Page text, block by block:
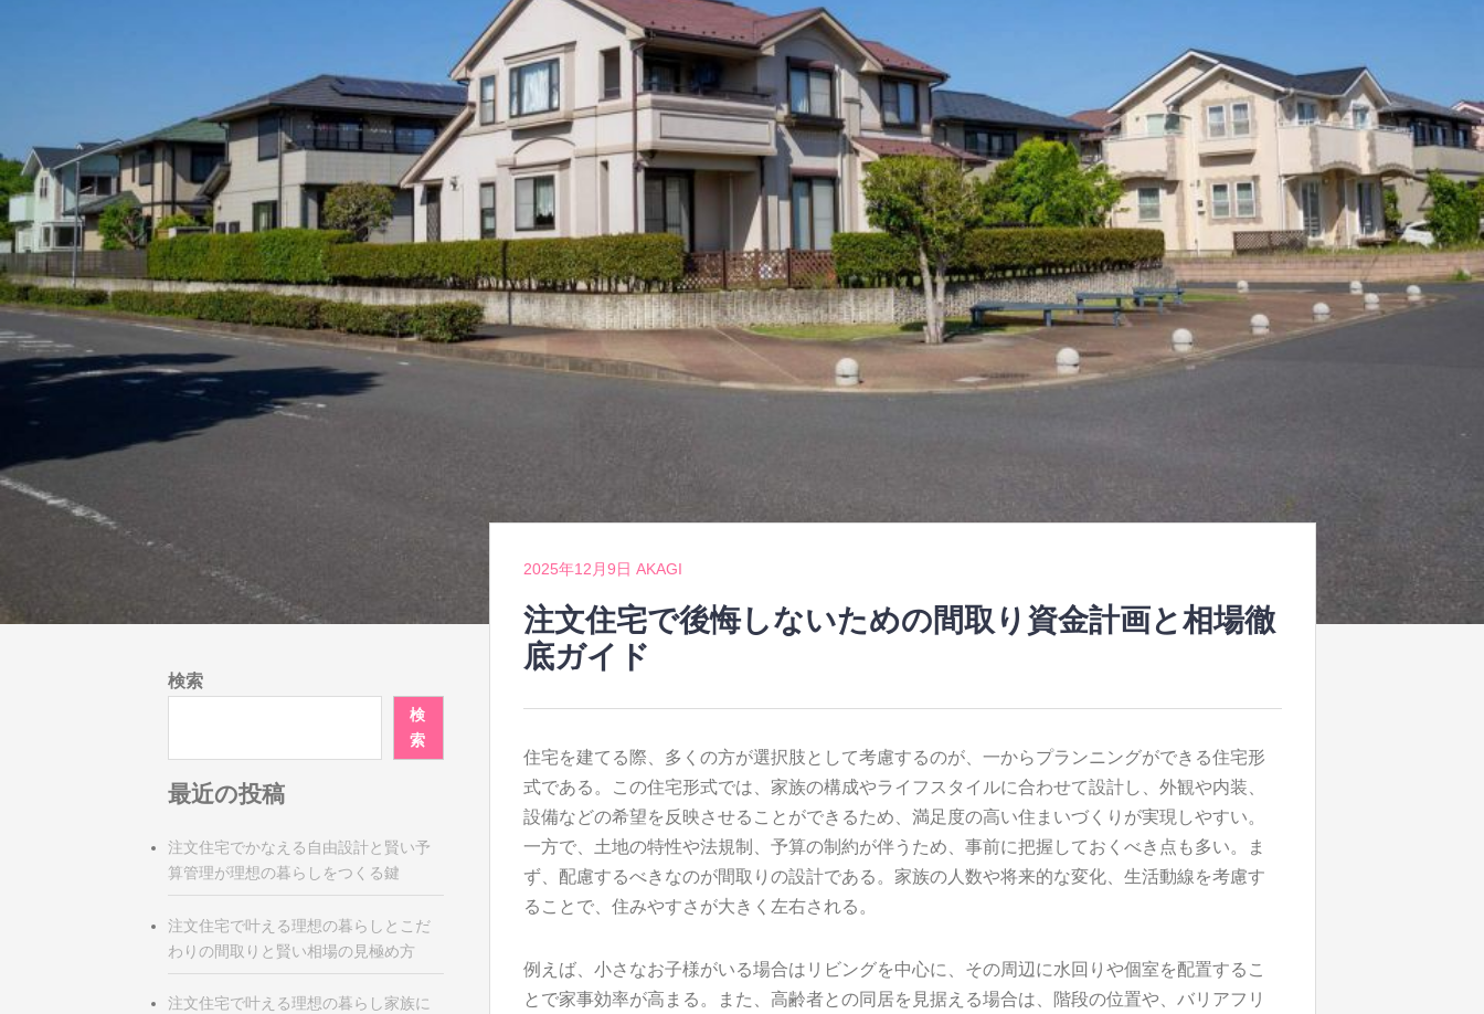
2025年12月9日 AKAGI
注文住宅で後悔しないための間取り資金計画と相場徹
底ガイド
住宅を建てる際、多くの方が選択肢として考慮するのが、一からプランニングができる住宅形
式である。
この住宅形式では、家族の構成やライフスタイルに合わせて設計し、外観や内装、
設備などの希望を反映させることができるため、満足度の高い住まいづくりが実現しやすい。
一方で、土地の特性や法規制、予算の制約が伴うため、事前に把握しておくべき点も多い。ま
ず、配慮するべきなのが間取りの設計である。家族の人数や将来的な変化、生活動線を考慮す
ることで、住みやすさが大きく左右される。
例えば、小さなお子様がいる場合はリビングを中心に、その周辺に水回りや個室を配置するこ
とで家事効率が高まる。また、高齢者との同居を見据える場合は、階段の位置や、バリアフリ
検索
検
索
最近の投稿
注文住宅でかなえる自由設計と賢い予
算管理が理想の暮らしをつくる鍵
注文住宅で叶える理想の暮らしとこだ
わりの間取りと賢い相場の見極め方
注文住宅で叶える理想の暮らし家族に